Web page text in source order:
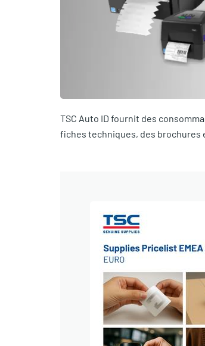
TSC Auto ID fournit des
fiches techniques, des brochures